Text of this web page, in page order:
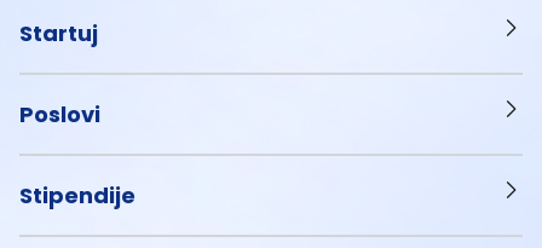
Startuj
Poslovi
Stipendije